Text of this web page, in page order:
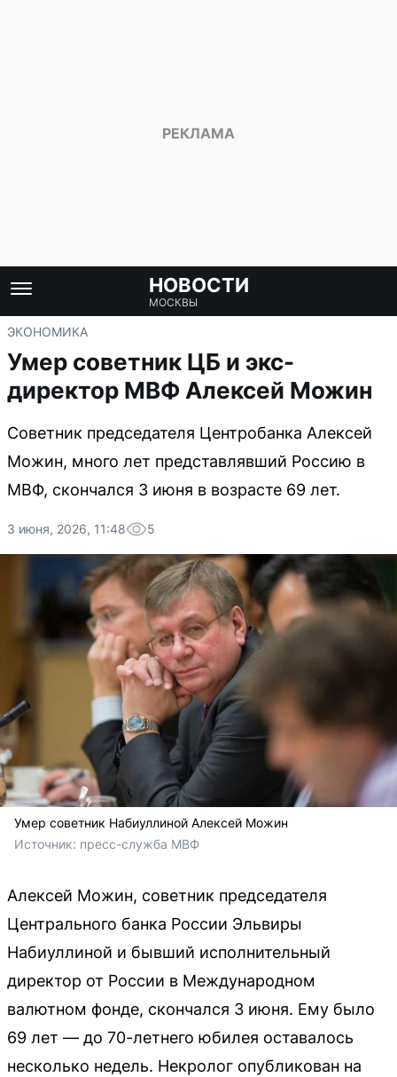
НОВОСТИ
МОСКВЫ
ЭКОНОМИКА
Умер советник ЦБ и экс-
директор МВФ Алексей Можин
Советник председателя Центробанка Алексей
Можин, много лет представлявший Россию в
МВФ, скончался 3 июня в возрасте 69 лет.
3 июня, 2026, 11:48 5
Умер советник Набиуллиной Алексей Можин
Источник: пресс-служба МВФ
Алексей Можин, советник председателя
Центрального банка России Эльвиры
Набиуллиной и бывший исполнительный
директор от России в Международном
валютном фонде, скончался 3 июня. Ему было
69 лет — до 70-летнего юбилея оставалось
несколько недель. Некролог опубликован на